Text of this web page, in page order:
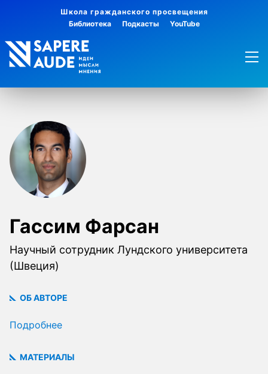
Школа гражданского просвещения
Библиотека
Подкасты YouTube
Гассим Фарсан
Научный сотрудник Лундского университета
(Швеция)
ОБ АВТОРЕ
Подробнее
МАТЕРИАЛЫ